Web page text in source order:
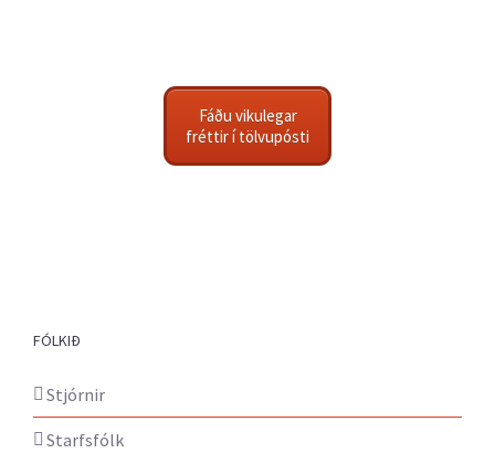
Fáðu vikulegar
fréttir í tölvupósti
FÓLKIÐ
Stjórnir
Starfsfólk